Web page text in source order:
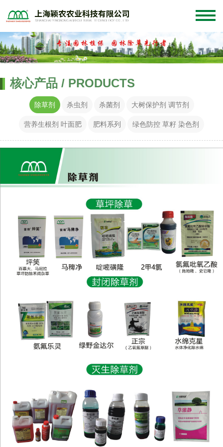
核心产品 / PRODUCTS
除草剂 杀虫剂 杀菌剂 大树保护剂 调节剂
营养生根剂 叶面肥 肥料系列 绿色防控 草籽 染色剂